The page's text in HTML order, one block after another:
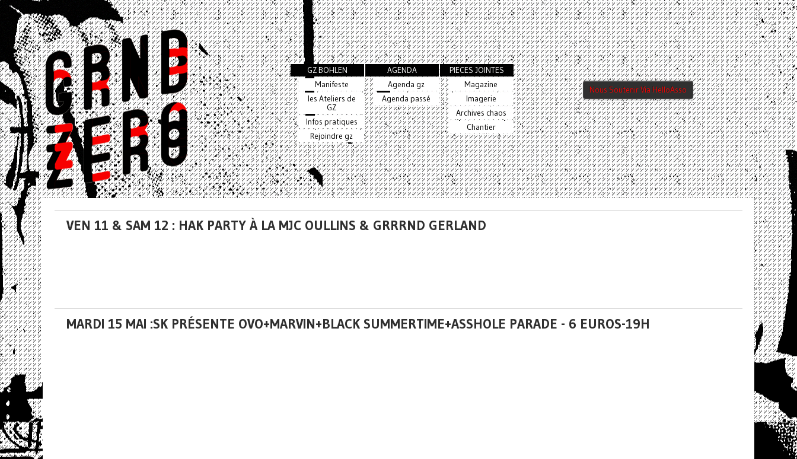
GZ BOHLEN
Manifeste
les Ateliers de
GZ
Infos pratiques
Rejoindre gz
AGENDA
Agenda gz
Agenda passé
PIECES JOINTES
Magazine
Imagerie
Archives chaos
Chantier
Nous Soutenir Via HelloAsso
VEN 11 & SAM 12 : HAK PARTY À LA MJC OULLINS & GRRRND GERLAND
MARDI 15 MAI :SK PRÉSENTE OVO+MARVIN+BLACK SUMMERTIME+ASSHOLE PARADE - 6 EUROS-19H